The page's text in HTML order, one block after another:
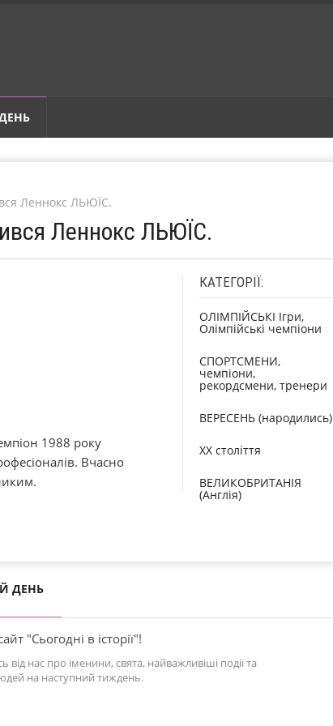
Леннокс ЛЬЮЇС.
Леннокс ЛЬЮЇС.
1988 року
Вчасно
КАТЕГОРІЇ:
ОЛІМПІЙСЬКІ Ігри,
Олімпійські чемпіони
СПОРТСМЕНИ,
чемпіони,
рекордсмени, тренери
ВЕРЕСЕНЬ (народились)
XX століття
ВЕЛИКОБРИТАНІЯ
(Англія)
ДЕНЬ
"Сьогодні в історії"!
від нас про іменини, свята, найважливіші події та
на наступний тиждень.